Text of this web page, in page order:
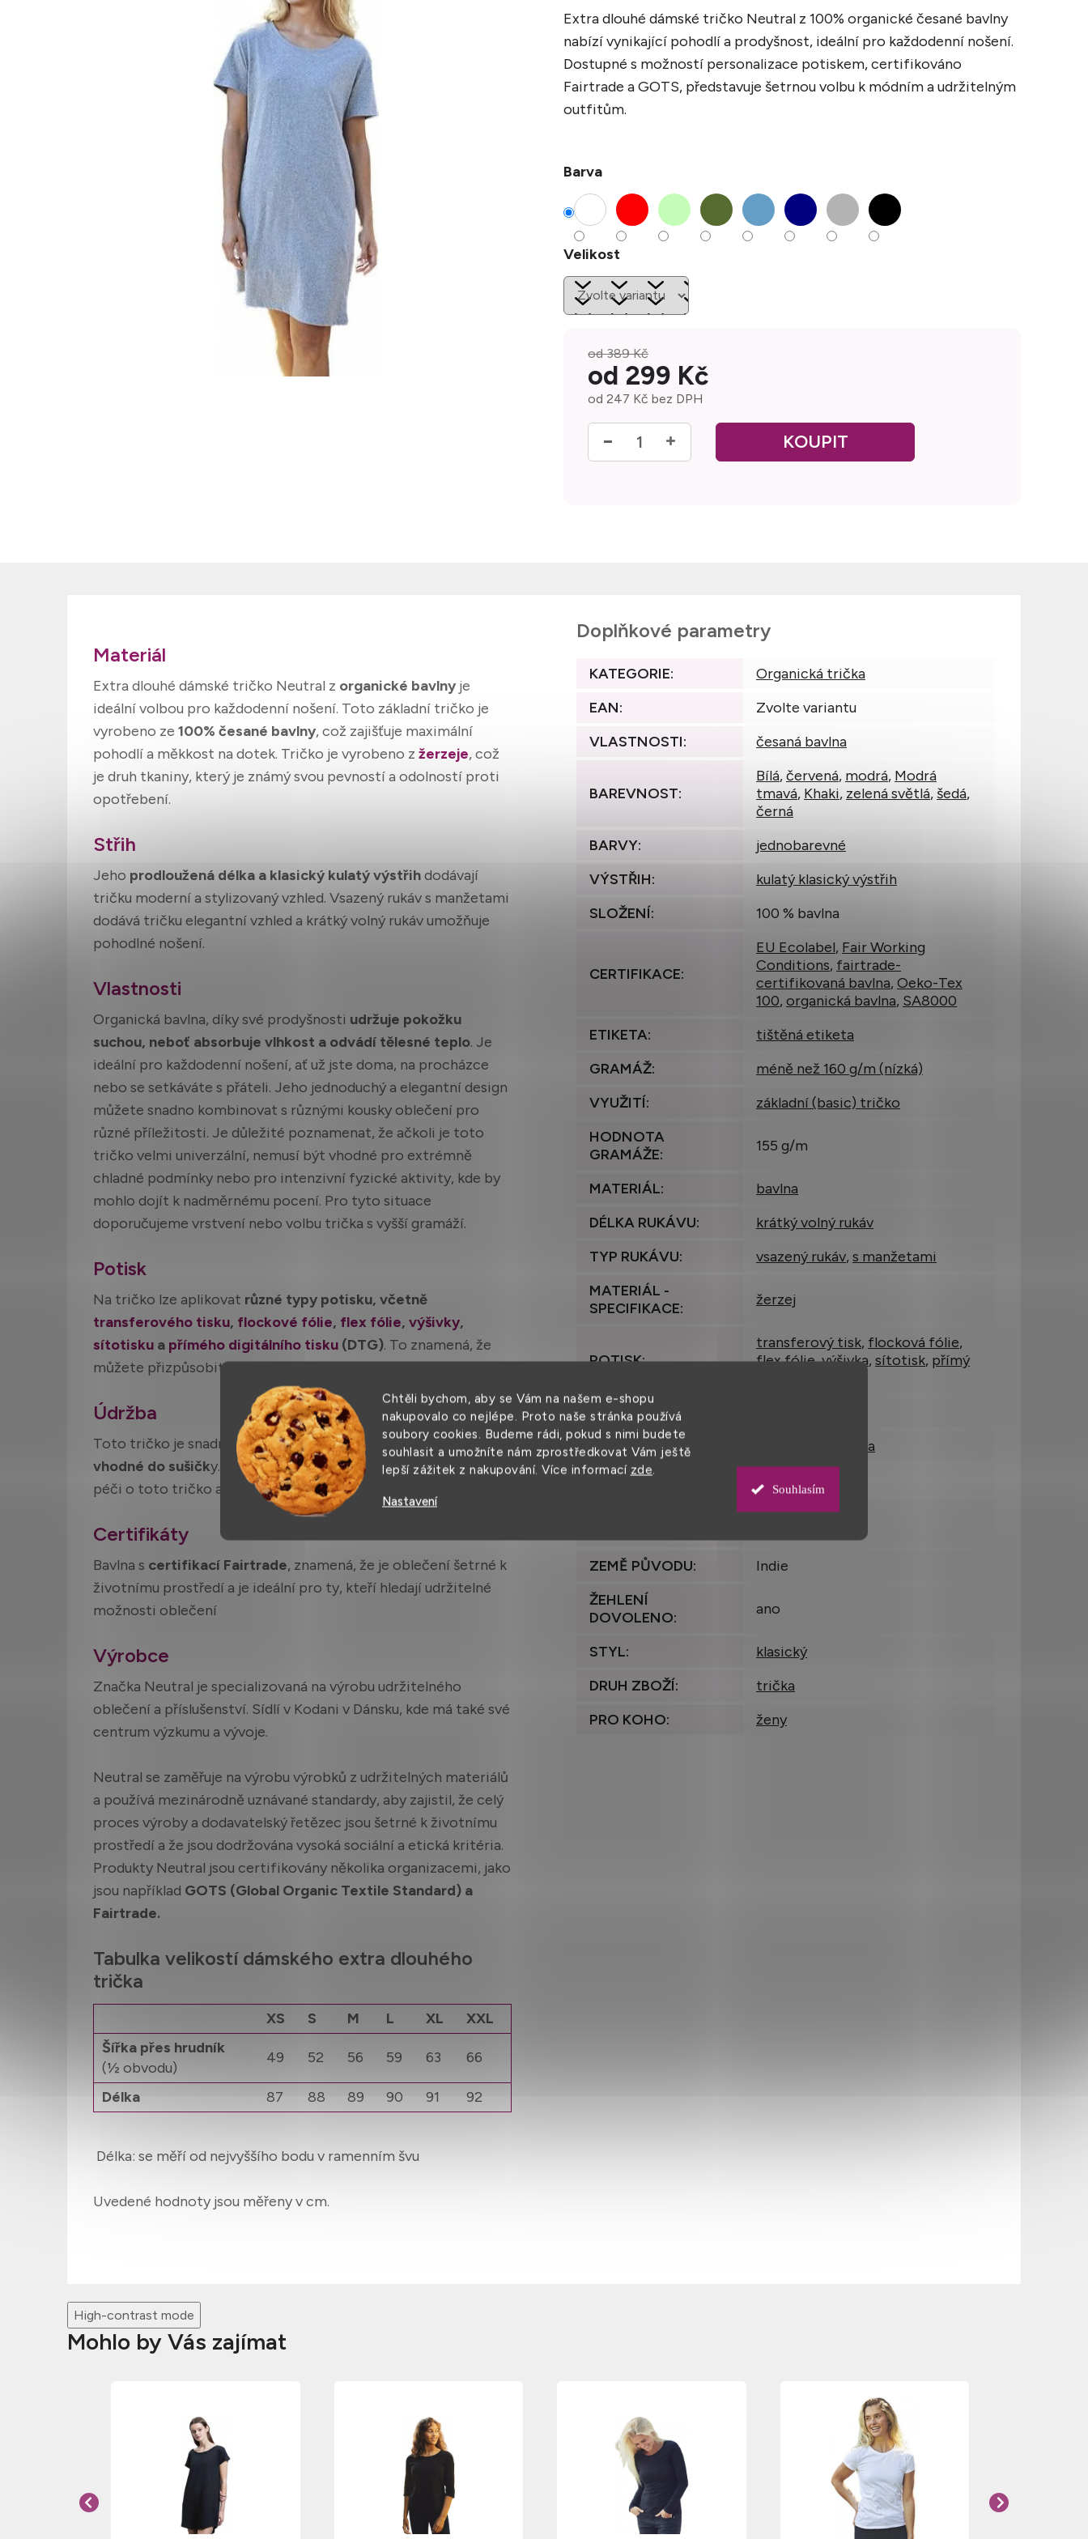
Chtěli bychom, aby se Vám na našem e-shopu
nakupovalo co nejlépe. Proto naše stránka používá
soubory cookies. Budeme rádi, pokud s nimi budete
souhlasit a umožníte nám zprostředkovat Vám ještě
lepší zážitek z nakupování. Více informací zde.
Nastavení
Souhlasím
Extra dlouhé dámské tričko Neutral z 100% organické česané bavlny
nabízí vynikající pohodlí a prodyšnost, ideální pro každodenní nošení.
Dostupné s možností personalizace potiskem, certifikováno
Fairtrade a GOTS, představuje šetrnou volbu k módním a udržitelným
outfitům.
Barva
Velikost
od 389 Kč
od 299 Kč
od 247 Kč bez DPH
Materiál
Extra dlouhé dámské tričko Neutral z organické bavlny je
ideální volbou pro každodenní nošení. Toto základní tričko je
vyrobeno ze 100% česané bavlny, což zajišťuje maximální
pohodlí a měkkost na dotek. Tričko je vyrobeno z žerzeje, což
je druh tkaniny, který je známý svou pevností a odolností proti
opotřebení.
Střih
Jeho prodloužená délka a klasický kulatý výstřihdodávají
tričku moderní a stylizovaný vzhled. Vsazený rukáv s manžetami
dodává tričku elegantní vzhled a krátký volný rukáv umožňuje
pohodlné nošení.
Vlastnosti
Organická bavlna, díky své prodyšnosti udržuje pokožku
suchou, neboť absorbuje vlhkost a odvádí tělesné teplo. Je
ideální pro každodenní nošení, ať už jste doma, na procházce
nebo se setkáváte s přáteli. Jeho jednoduchý a elegantní design
můžete snadno kombinovat s různými kousky oblečení pro
různé příležitosti. Je důležité poznamenat, že ačkoli je toto
tričko velmi univerzální, nemusí být vhodné pro extrémně
chladné podmínky nebo pro intenzivní fyzické aktivity, kde by
mohlo dojít k nadměrnému pocení. Pro tyto situace
doporučujeme vrstvení nebo volbu trička s vyšší gramáží.
Potisk
Na tričko lze aplikovat různé typy potisku, včetně
transferového tisku, flockové fólie, flex fólie, výšivky,
sítotisku a přímého digitálního tisku (DTG). To znamená, že
můžete přizpůsobit své tričko podle svých představ a stylu.
Údržba
Toto tričko je snadno udržovatelné. Lze ho
prát na 40° a je
vhodné do sušičky. Žehlení je také povoleno, což usnadňuje
péči o toto tričko a udržuje ho v nejlepším stavu.
Certifikáty
Bavlna s certifikací Fairtrade, znamená, že je oblečení šetrné k
životnímu prostředí a je ideální pro ty, kteří hledají udržitelné
možnosti oblečení
Výrobce
Značka Neutral je specializovaná na výrobu udržitelného
oblečení a příslušenství. Sídlí v Kodani v Dánsku, kde má také své
centrum výzkumu a vývoje.
Neutral se zaměřuje na výrobu výrobků z udržitelných materiálů
a používá mezinárodně uznávané standardy, aby zajistil, že celý
proces výroby a dodavatelský řetězec jsou šetrné k životnímu
prostředí a že jsou dodržována vysoká sociální a etická kritéria.
Produkty Neutral jsou certifikovány několika organizacemi, jako
jsou například GOTS (Global Organic Textile Standard) a
Fairtrade.
Tabulka velikostí dámského extra dlouhého
trička
XS S M L XL
XXL
Šířka přes hrudník
(½ obvodu)
49 52 56 59 63 66
Délka 87 88 89 90 91 92
Délka: se měří od nejvyššího bodu v ramenním švu
Uvedené hodnoty jsou měřeny v cm.
Doplňkové parametry
KATEGORIE:
Organická trička
EAN:
Zvolte variantu
VLASTNOSTI: česaná bavlna
BAREVNOST:
Bílá,červená, modrá, Modrá
tmavá, Khaki, zelená světlá, šedá,
černá
BARVY:
jednobarevné
VÝSTŘIH:
kulatý klasický výstřih
SLOŽENÍ: 100 % bavlna
CERTIFIKACE:
EU Ecolabel, Fair Working
Conditions, fairtrade-
certifikovaná bavlna, Oeko-Tex
100, organická bavlna, SA8000
ETIKETA:
tištěná etiketa
GRAMÁŽ:
méně než 160 g/m (nízká)
VYUŽITÍ:
základní (basic) tričko
HODNOTA
GRAMÁŽE: 155 g/m
MATERIÁL:
bavlna
DÉLKA RUKÁVU:
krátký volný rukáv
TYP RUKÁVU: vsazený rukáv, s manžetami
MATERIÁL -
SPECIFIKACE: žerzej
POTISK:
transferový tisk, flocková fólie,
flex fólie,výšivka, sítotisk, přímý
PRANÍ
STŘIH :
prodloužená délka
VÁHA:
0,185
ZEMĚ PŮVODU:
Indie
ŽEHLENÍ
DOVOLENO: ano
STYL:
klasický
DRUH ZBOŽÍ:
trička
PRO KOHO: ženy
High-contrast mode
Mohlo by Vás zajímat